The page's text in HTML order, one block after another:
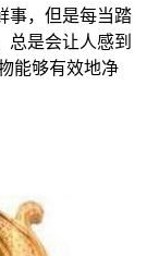
事，但是每当踏
总是会让人感到
能够有效地净